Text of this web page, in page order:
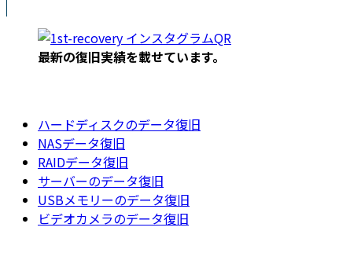
最新の復旧実績を載せています。
ハードディスクのデータ復旧
NASデータ復旧
RAIDデータ復旧
サーバーのデータ復旧
USBメモリーのデータ復旧
ビデオカメラのデータ復旧